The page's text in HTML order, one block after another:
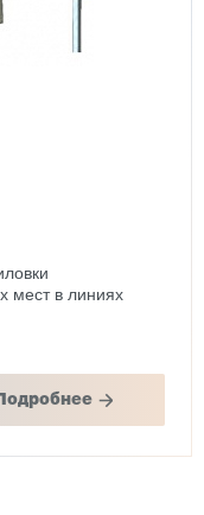
мест в линиях
Подробнее